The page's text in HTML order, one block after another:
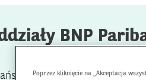
BNP
planach. Zachęcamy
Poprzez kliknięcie na „Akceptacja